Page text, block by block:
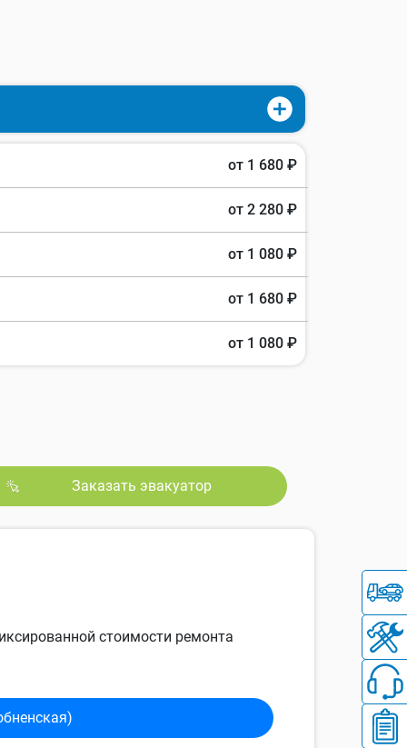
от 1 680 ₽
от 2 280 ₽
от 1 080 ₽
от 1 680 ₽
от 1 080 ₽
Заказать эвакуатор
стоимости ремонта